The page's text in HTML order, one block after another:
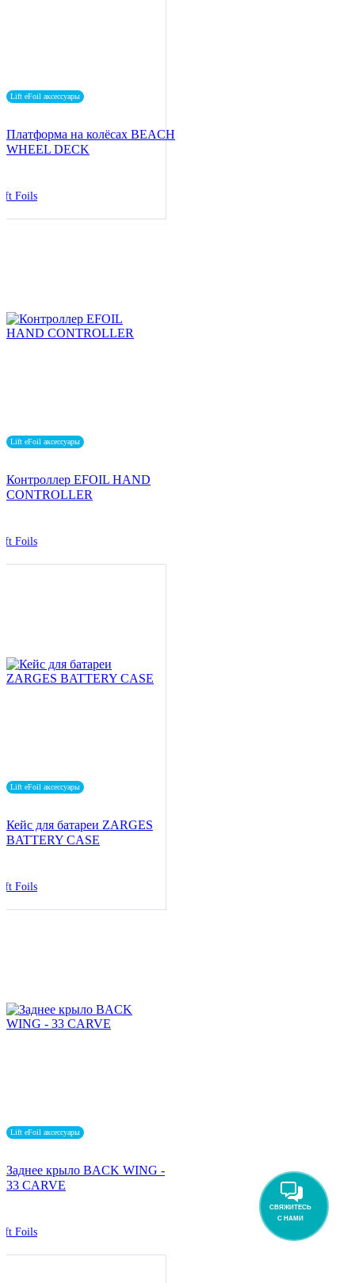
Lift eFoil аксессуары
Платформа на колёсах BEACH
WHEEL DECK
Foils
Lift eFoil аксессуары
Контроллер EFOIL HAND
CONTROLLER
Foils
Lift eFoil аксессуары
Кейс для батареи ZARGES
BATTERY CASE
Foils
Lift eFoil аксессуары
Заднее крыло BACK WING -
33 CARVE
Foils
СВЯЖИТЕСЬ
С НАМИ